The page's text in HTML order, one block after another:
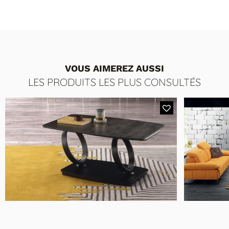
VOUS AIMEREZ AUSSI
LES PRODUITS LES PLUS CONSULTÉS